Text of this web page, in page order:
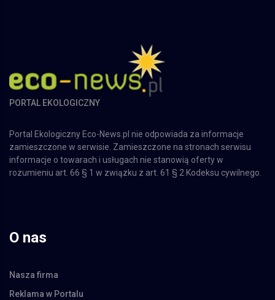
PORTAL EKOLOGICZNY
Portal Ekologiczny Eco-News.pl nie odpowiada za informacje
zamieszczone w serwisie. Zamieszczone na stronach serwisu
informacje o towarach i usługach nie stanowią oferty w
rozumieniu art. 66 § 1 w związku z art. 61 § 2 Kodeksu cywilnego.
O nas
Nasza firma
Reklama w Portalu